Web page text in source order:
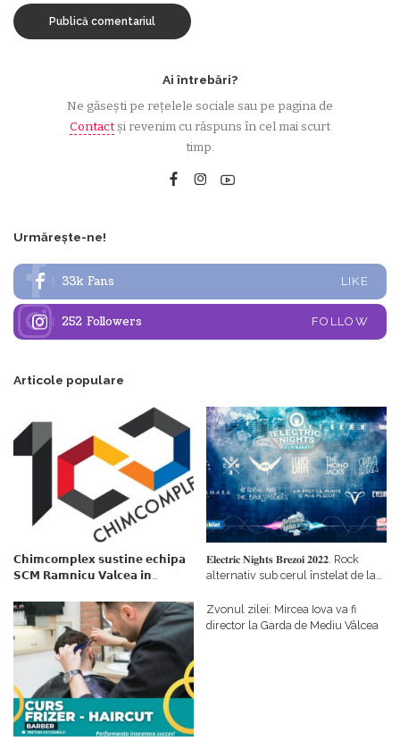
Ai întrebări?
Ne găsești pe rețelele sociale sau pe pagina de
Contactși revenim cu răspuns în cel mai scurt
timp.
Urmărește-ne!
33k Fans LIKE
252 Followers FOLLOW
Articole populare
𝗖𝗵𝗶𝗺𝗰𝗼𝗺𝗽𝗹𝗲𝘅 𝘀𝘂𝘀𝘁𝗶𝗻𝗲 𝗲𝗰𝗵𝗶𝗽𝗮
𝗦𝗖𝗠 𝗥𝗮𝗺𝗻𝗶𝗰𝘂 𝗩𝗮𝗹𝗰𝗲𝗮 𝗶𝗻
𝗳𝗶𝗻𝗮𝗻𝘁𝗮𝘁𝗼𝗿
𝐄𝐥𝐞𝐜𝐭𝐫𝐢𝐜 𝐍𝐢𝐠𝐡𝐭𝐬 𝐁𝐫𝐞𝐳𝐨𝐢 𝟐𝟎𝟐𝟐. Rock
alternativ sub cerul înstelat de la
Zvonul zilei: Mircea Iova va fi
director la Garda de Mediu Vâlcea